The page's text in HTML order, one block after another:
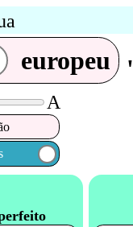
europeu '
A